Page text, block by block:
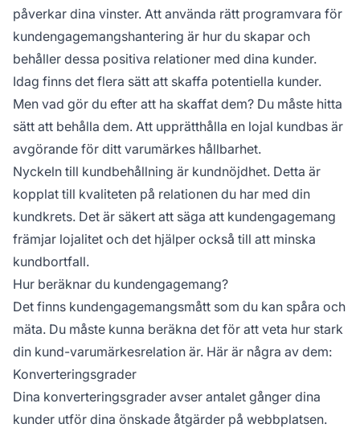
påverkar dina vinster. Att använda rätt programvara för
kundengagemangshantering är hur du skapar och
behåller dessa positiva relationer med dina kunder.
Idag finns det flera sätt att skaffa potentiella kunder.
Men vad gör du efter att ha skaffat dem? Du måste hitta
sätt att behålla dem. Att upprätthålla en lojal kundbas är
avgörande för ditt varumärkes hållbarhet.
Nyckeln till kundbehållning är kundnöjdhet. Detta är
kopplat till kvaliteten på relationen du har med din
kundkrets. Det är säkert att säga att kundengagemang
främjar lojalitet och det hjälper också till att minska
kundbortfall.
Hur beräknar du kundengagemang?
Det finns kundengagemangsmått som du kan spåra och
mäta. Du måste kunna beräkna det för att veta hur stark
din kund-varumärkesrelation är. Här är några av dem:
Konverteringsgrader
Dina konverteringsgrader avser antalet gånger dina
kunder utför dina önskade åtgärder på webbplatsen.